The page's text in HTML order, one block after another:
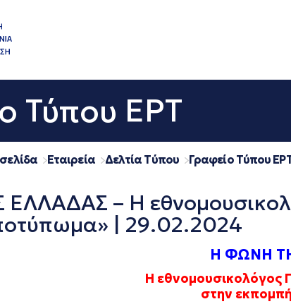
Τύπου ΕΡΤ
Εταιρεία Δελτία Τύπου Γραφείο Τύπου
– Η
| 29.02.2024
Η ΦΩΝΗ
Η εθνομουσικολόγος
στην